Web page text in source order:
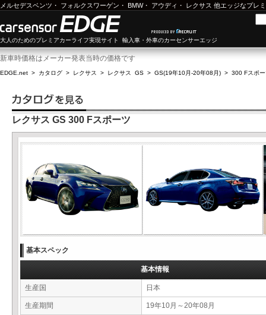
メルセデスベンツ ・ フォルクスワーゲン ・ BMW・ アウディ ・ レクサス 他エッジなプレ
大人のためのプレミアカーライフ実現サイト 輸入車・外車のカーセンサーエッジ
新車時価格はメーカー発表当時の価格です
EDGE.net > カタログ > レクサス > レクサス GS > GS(19年10月-20年08月) > 300 Fスポ
レクサス GS 300 Fスポーツ
基本スペック
基本情報
生産国 日本
生産期間 19年10月～20年08月